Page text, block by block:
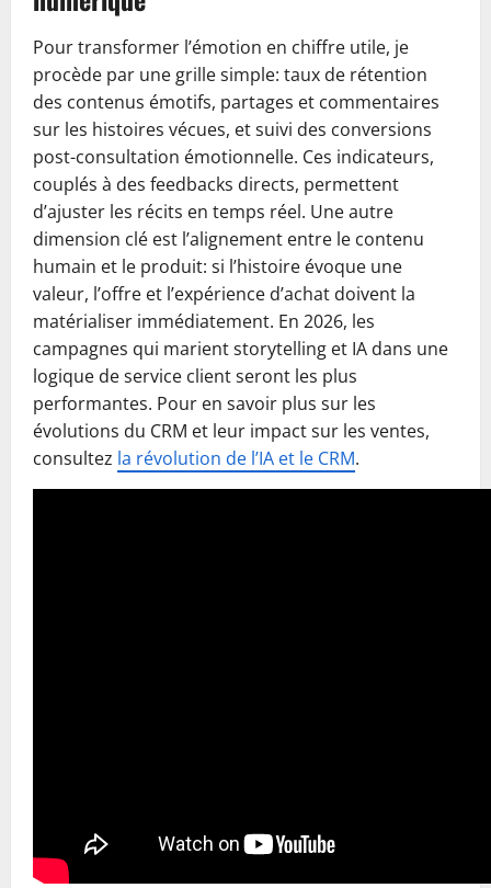
Pour transformer l’émotion en chiffre utile, je
procède par une grille simple: taux de rétention
des contenus émotifs, partages et commentaires
sur les histoires vécues, et suivi des conversions
post-consultation émotionnelle. Ces indicateurs,
couplés à des feedbacks directs, permettent
d’ajuster les récits en temps réel. Une autre
dimension clé est l’alignement entre le contenu
humain et le produit: si l’histoire évoque une
valeur, l’offre et l’expérience d’achat doivent la
matérialiser immédiatement. En 2026, les
campagnes qui marient storytelling et IA dans une
logique de service client seront les plus
performantes. Pour en savoir plus sur les
évolutions du CRM et leur impact sur les ventes,
consultez la révolution de l’IA et le CRM.